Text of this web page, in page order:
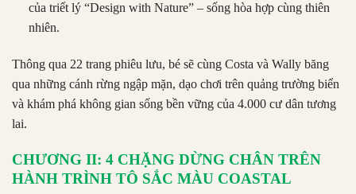
của triết lý “Design with Nature” – sống hòa hợp cùng thiên
nhiên.
Thông qua 22 trang phiêu lưu, bé sẽ cùng Costa và Wally băng
qua những cánh rừng ngập mặn, dạo chơi trên quảng trường biển
và khám phá không gian sống bền vững của 4.000 cư dân tương
lai.
CHƯƠNG II: 4 CHẶNG DỪNG CHÂN TRÊN
HÀNH TRÌNH TÔ SẮC MÀU COASTAL